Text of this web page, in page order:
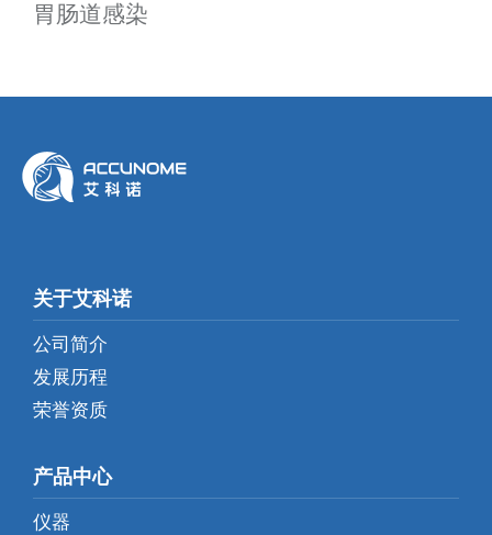
胃肠道感染
关于艾科诺
公司简介
发展历程
荣誉资质
产品中心
仪器